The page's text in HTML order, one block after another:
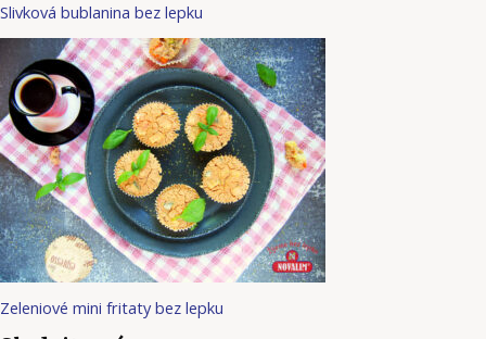
Slivková bublanina bez lepku
Zeleniové mini fritaty bez lepku